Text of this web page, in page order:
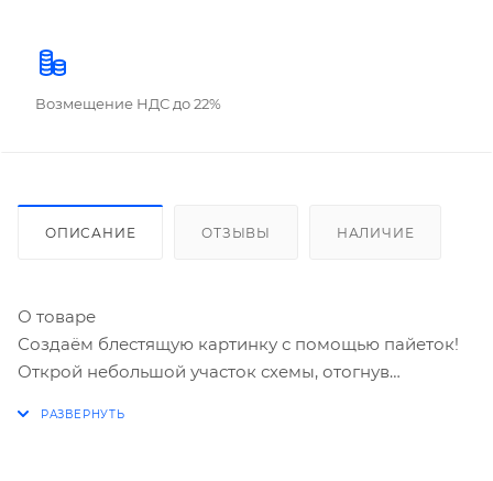
Возмещение НДС до 22%
ОПИСАНИЕ ОТЗЫВЫ НАЛИЧИЕ
О товаре
Создаём блестящую картинку с помощью пайеток!
Открой небольшой участок схемы, отогнув